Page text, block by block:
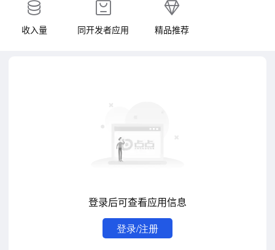
收入量 同开发者应用 精品推荐
登录后可查看应用信息
登录/注册